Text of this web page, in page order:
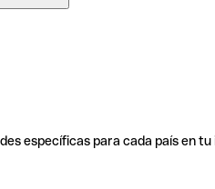
específicas para cada país en tu